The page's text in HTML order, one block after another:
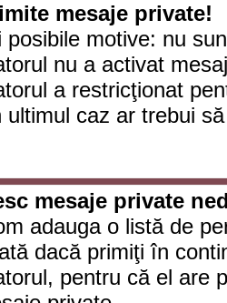
mesaje private!
posibile motive: nu
nu a activat
a restricţionat
ultimul caz ar trebui
mesaje private
adauga o listă de
dacă primiţi în
pentru că el are